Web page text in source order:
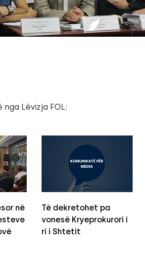
nga Lëvizja FOL:
në
Të dekretohet pa
vonesë Kryeprokurori i
ri i Shtetit